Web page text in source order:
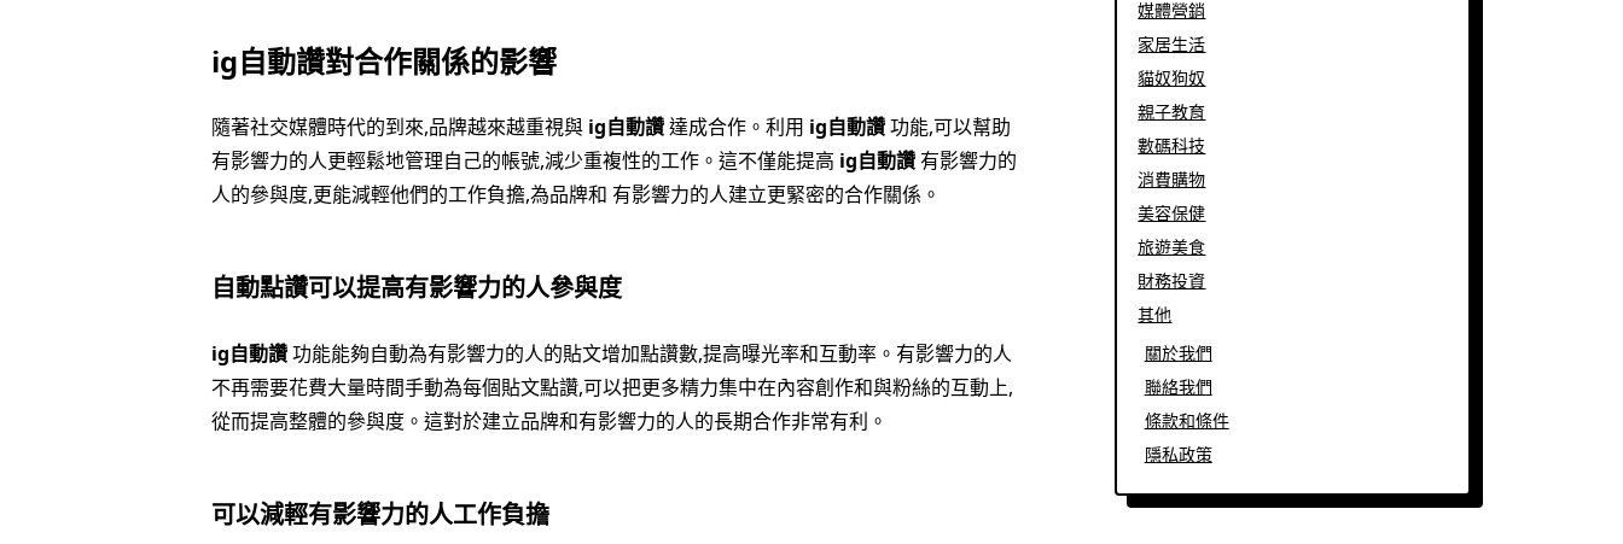
ig自動讚對合作關係的影響
隨著社交媒體時代的到來,品牌越來越重視與 ig自動讚達成合作。利用 ig自動讚功能,可以幫助
有影響力的人更輕鬆地管理自己的帳號,減少重複性的工作。這不僅能提高 ig自動讚 有影響力的
人的參與度,更能減輕他們的工作負擔,為品牌和 有影響力的人建立更緊密的合作關係。
自動點讚可以提高有影響力的人參與度
ig自動讚功能能夠自動為有影響力的人的貼文增加點讚數,提高曝光率和互動率。有影響力的人
不再需要花費大量時間手動為每個貼文點讚,可以把更多精力集中在內容創作和與粉絲的互動上,
從而提高整體的參與度。這對於建立品牌和有影響力的人的長期合作非常有利。
可以減輕有影響力的人工作負擔
媒體營銷
家居生活
貓奴狗奴
親子教育
數碼科技
消費購物
美容保健
旅遊美食
財務投資
其他
關於我們
聯絡我們
條款和條件
隱私政策